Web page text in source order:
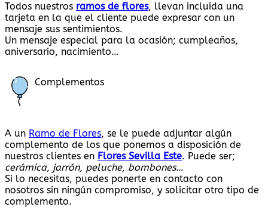
Todos nuestros ramos de flores, llevan incluida una
tarjeta en la que el cliente puede expresar con un
mensaje sus sentimientos.
Un mensaje especial para la ocasión; cumpleaños,
aniversario, nacimiento…
Complementos
A un Ramo de Flores, se le puede adjuntar algún
complemento de los que ponemos a disposición de
nuestros clientes en Flores Sevilla Este. Puede ser;
cerámica, jarrón, peluche, bombones…
Si lo necesitas, puedes ponerte en contacto con
nosotros sin ningún compromiso, y solicitar otro tipo de
complemento.